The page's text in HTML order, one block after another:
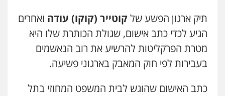
תיק ארגון הפשע שלקוטייר (קוקו) עודה ואחרים
הגיע לכדי כתב אישום, שגולת הכותרת שלו היא
מטרת הפרקליטות להרשיע את רוב הנאשמים
בעבירות לפי חוק המאבק בארגוני פשיעה.
כתב האישום שהוגש לבית המשפט המחוזי בתל